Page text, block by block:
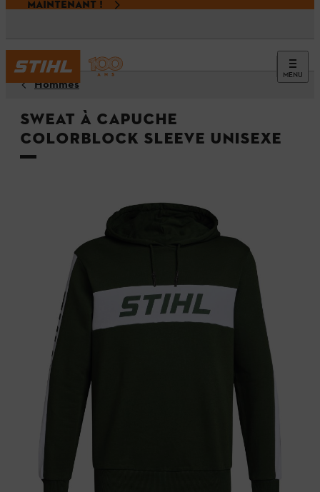
MAINTENANT !
MENU
Hommes
Sweat à capuche
COLORBLOCK SLEEVE Unisexe